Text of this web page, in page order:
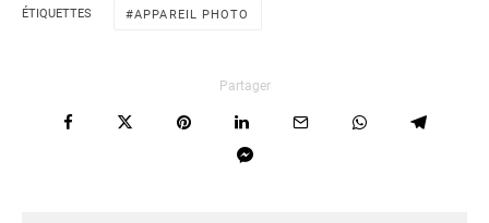
ÉTIQUETTES APPAREIL PHOTO
Partager